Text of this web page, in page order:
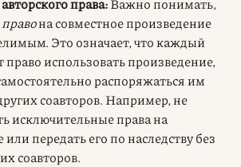
на совместное произведение
Это означает, что каждый
право использовать произведение,
распоряжаться им
соавторов. Например, не
исключительные права на
передать его по наследству без
соавторов.